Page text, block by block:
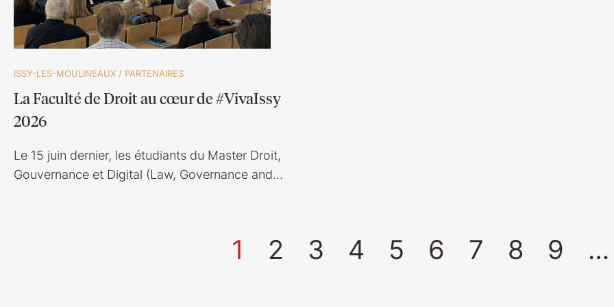
ISSY-LES-MOULINEAUX/ PARTENAIRES
La Faculté de Droit au cœur de #VivaIssy
2026
Le 15 juin dernier, les étudiants du Master Droit,
Gouvernance et Digital (Law, Governance and…
1 2 3 4 5 6 7 8 9 …